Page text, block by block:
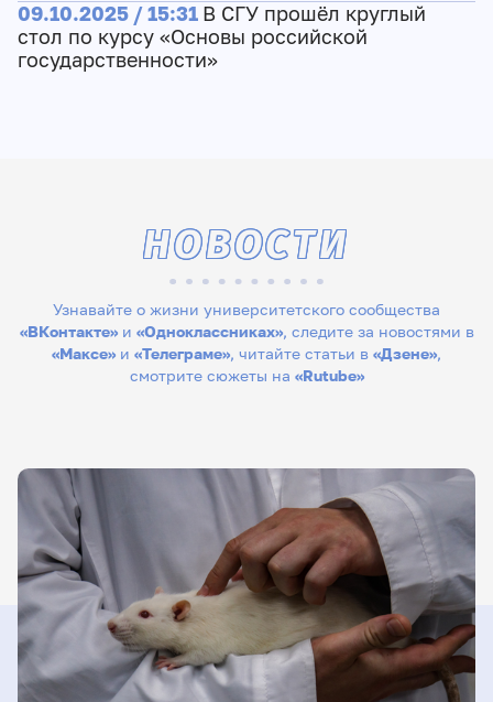
09.10.2025 / 15:31 В СГУ прошёл круглый
стол по курсу «Основы российской
государственности»
Узнавайте о жизни университетского сообщества
«ВКонтакте»и «Одноклассниках», следите за новостями в
«Максе» и «Телеграме», читайте статьи в «Дзене»,
смотрите сюжеты на «Rutube»
НОВОСТИ